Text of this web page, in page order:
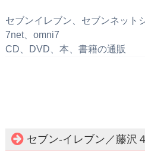
セブンイレブン、セブンネット
7net、omni7
CD、DVD、本、書籍の通販
セブン‐イレブン／藤沢